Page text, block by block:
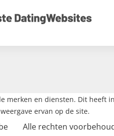
merken en diensten. Dit heeft
ervan op de site.
Alle rechten